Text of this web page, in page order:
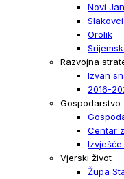
Novi
Slakovci
Orolik
Razvojna
Izvan
2016-
Gospodarstvo
Centar
Vjerski život
Župa